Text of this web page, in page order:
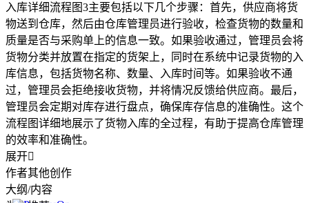
入库详细流程图3主要包括以下几个步骤：首先，供应商将货
物送到仓库，然后由仓库管理员进行验收，检查货物的数量和
质量是否与采购单上的信息一致。如果验收通过，管理员会将
货物分类并放置在指定的货架上，同时在系统中记录货物的入
库信息，包括货物名称、数量、入库时间等。如果验收不通
过，管理员会拒绝接收货物，并将情况反馈给供应商。最后，
管理员会定期对库存进行盘点，确保库存信息的准确性。这个
流程图详细地展示了货物入库的全过程，有助于提高仓库管理
的效率和准确性。
展开
作者其他创作
大纲/内容